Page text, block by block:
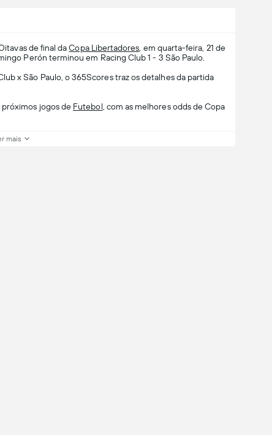
de final daCopa Libertadores , em quarta-feira, 21 de
Perón terminou em Racing Club 1 - 3 São Paulo.
x São Paulo, o 365Scores traz os detalhes da partida
próximos jogos de Futebol , com as melhores odds de Copa
mais